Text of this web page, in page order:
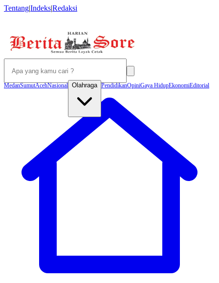
Tentang|Indeks|Redaksi
MedanSumutAcehNasional Olahraga PendidikanOpiniGaya HidupEkonomiEditorial